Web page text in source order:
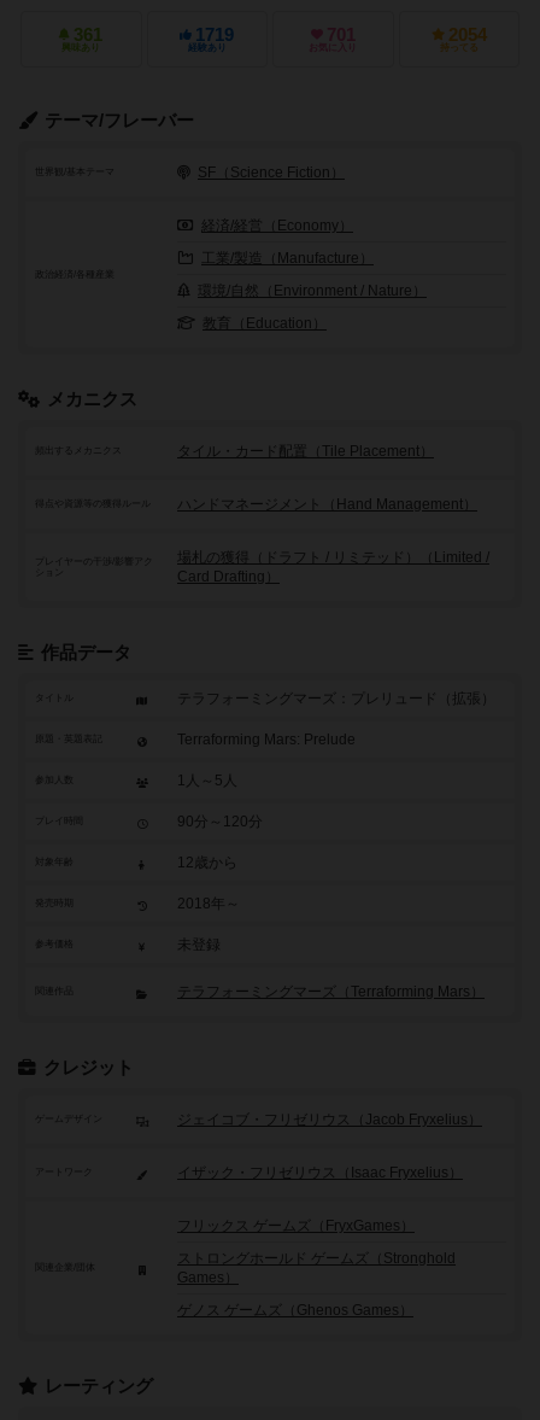
361
興味あり
1719
経験あり
701
お気に入り
2054
持ってる
テーマ/フレーバー
世界観/基本テーマ SF（Science Fiction）
政治経済/各種産業
経済/経営（Economy）
工業/製造（Manufacture）
環境/自然（Environment / Nature）
教育（Education）
メカニクス
頻出するメカニクス タイル・カード配置（Tile Placement）
ハンドマネージメント（Hand Management）
プレイヤーの干渉/影響アク
場札の獲得（ドラフト / リミテッド）（Limited /
Card Drafting）
作品データ
タイトル テラフォーミングマーズ：プレリュード（拡張）
Terraforming Mars: Prelude
参加人数 1人～5人
90分～120分
12歳から
2018年～
未登録
関連作品 テラフォーミングマーズ（Terraforming Mars）
クレジット
ジェイコブ・フリゼリウス（Jacob Fryxelius）
アートワーク イザック・フリゼリウス（Isaac Fryxelius）
フリックス ゲームズ（FryxGames）
ストロングホールド ゲームズ（Stronghold
Games）
ゲノス ゲームズ（Ghenos Games）
レーティング